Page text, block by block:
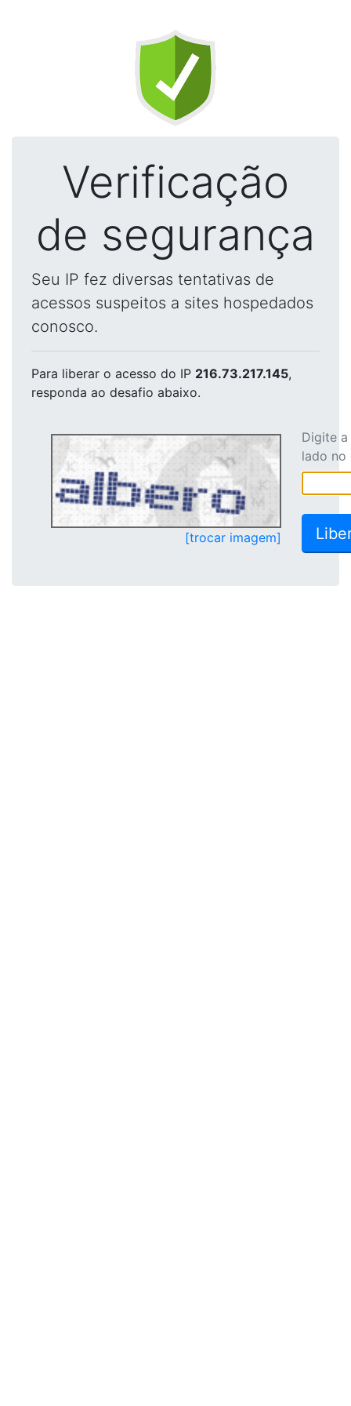
Verificação
de segurança
Seu IP fez diversas tentativas de
acessos suspeitos a sites hospedados
conosco.
Para liberar o acesso do IP 216.73.217.145,
responda ao desafio abaixo.
[trocar imagem]
Digite
lado no